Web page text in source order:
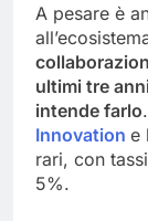
A pesare è
ultimi tre
intende farlo.
Innovation e
rari, con
5%.